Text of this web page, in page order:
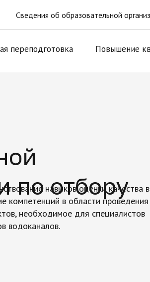
Сведения об образовательной
Повышение
переподготовка
навыков оценки качества
компетенций в области проведения
необходимое для специалистов
водоканалов.
по отбору